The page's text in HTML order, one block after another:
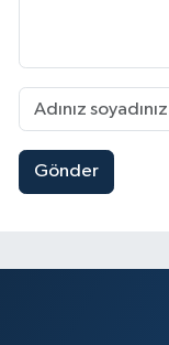
Gönder